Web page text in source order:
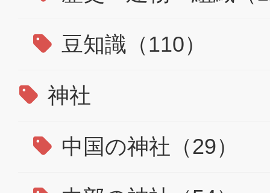
豆知識（110）
神社
中国の神社（29）